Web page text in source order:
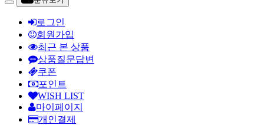
로그인
회원가입
최근 본 상품
상품질문답변
쿠폰
포인트
WISH LIST
마이페이지
개인결제